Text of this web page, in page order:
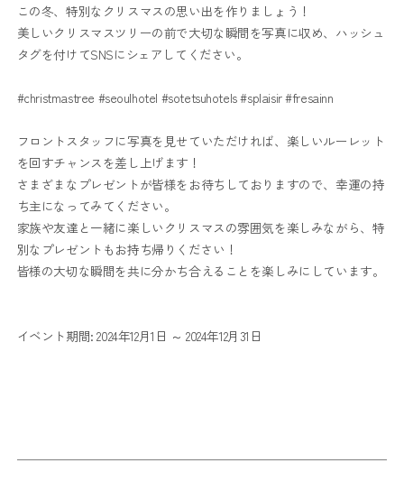
この冬、特別なクリスマスの思い出を作りましょう！
美しいクリスマスツリーの前で大切な瞬間を写真に収め、ハッシュ
タグを付けてSNSにシェアしてください。
#christmastree #seoulhotel #sotetsuhotels #splaisir #fresainn
フロントスタッフに写真を見せていただければ、楽しいルーレット
を回すチャンスを差し上げます！
さまざまなプレゼントが皆様をお待ちしておりますので、幸運の持
ち主になってみてください。
家族や友達と一緒に楽しいクリスマスの雰囲気を楽しみながら、特
別なプレゼントもお持ち帰りください！
皆様の大切な瞬間を共に分かち合えることを楽しみにしています。
イベント期間: 2024年12月1日 ～ 2024年12月31日